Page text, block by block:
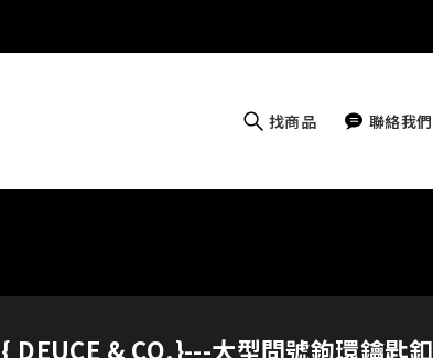
找商品 聯絡我們
{ DEUCE & CO.}---大型問號鉤環鑰匙釦